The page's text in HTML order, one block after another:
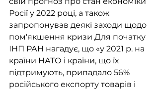
Росії у 2022 році, а також
запропонував деякі заходи щодо
пом'якшення кризи Для початку
ІНП РАН нагадує, що «у 2021 р. на
країни НАТО і країни, що їх
підтримують, припадало 56%
російського експорту товарів і